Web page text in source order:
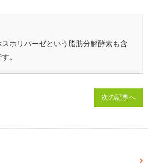
ホリパーゼという脂肪分解酵素も含
。
次の記事へ